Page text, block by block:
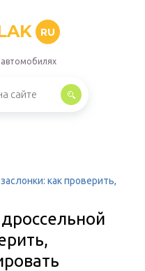
RU
как проверить,